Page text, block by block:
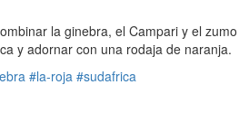
la ginebra, el Campari y el zumo
y adornar con una rodaja de naranja.
#la-roja #sudafrica